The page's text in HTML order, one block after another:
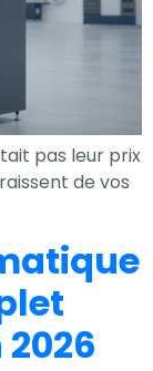
pas leur prix
de vos